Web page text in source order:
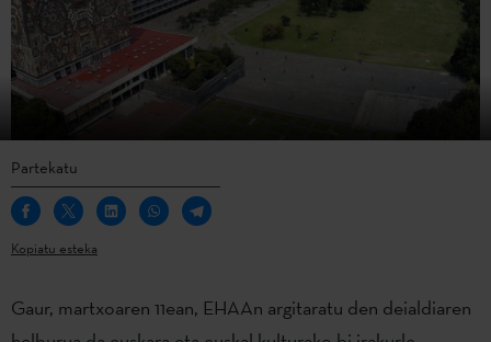
Partekatu
Kopiatu esteka
Gaur, martxoaren 11ean, EHAAn argitaratu den deialdiaren